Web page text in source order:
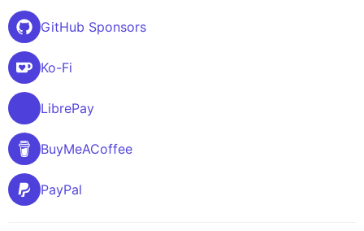
GitHub Sponsors
Ko-Fi
LibrePay
BuyMeACoffee
PayPal